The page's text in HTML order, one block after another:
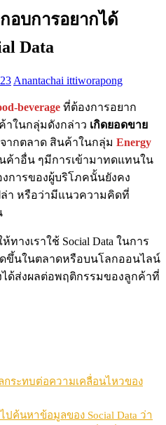
อบการอยากได้
Data
Anantachai ittiworapong
beverage ที่ต้องการอยาก
ในกลุ่มดังกล่าว เกิดยอดขาย
จากตลาด สินค้าในกลุ่ม Energy
ค้าอื่น ๆมีการเข้ามาทดแทนใน
การของผู้บริโภคนั้นยังคง
ล่า หรือว่ามีแนวความคิดที่
ทางเราใช้ Social Data ในการ
ดขึ้นในตลาดหรือบนโลกออนไลน์
ได้ส่งผลต่อพฤติกรรมของลูกค้าที่
กระทบต่อความเคลื่อนไหวของ
ปค้นหาข้อมูลของ Social Data ว่า